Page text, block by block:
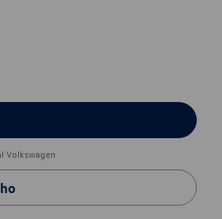
Volkswagen